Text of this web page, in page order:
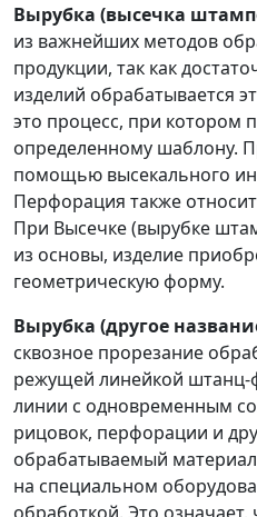
Вырубка (высечка
из важнейших методов
продукции, так как
изделий обрабатывается
это процесс, при котором
определенному шаблону.
помощью высекального
Перфорация также
При Высечке (вырубке
из основы, изделие
геометрическую форму.
Вырубка (другое
сквозное прорезание
режущей линейкой
линии с одновременным
рицовок, перфорации и
обрабатываемый
на специальном